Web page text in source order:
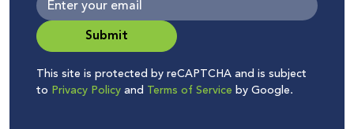
Submit
This site is protected by reCAPTCHA and is subject
to Privacy Policyand Terms of Service by Google.